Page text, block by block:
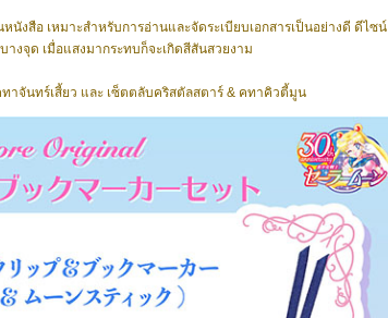
งสือ เหมาะสำหรับการอ่านและจัดระเบียบเอกสารเป็นอย่างดี ดีไซน์
งจุด เมื่อแสงมากระทบก็จะเกิดสีสันสวยงาม
จันทร์เสี้ยว และ เซ็ตตลับคริสตัลสตาร์ & คทาคิวตี้มูน